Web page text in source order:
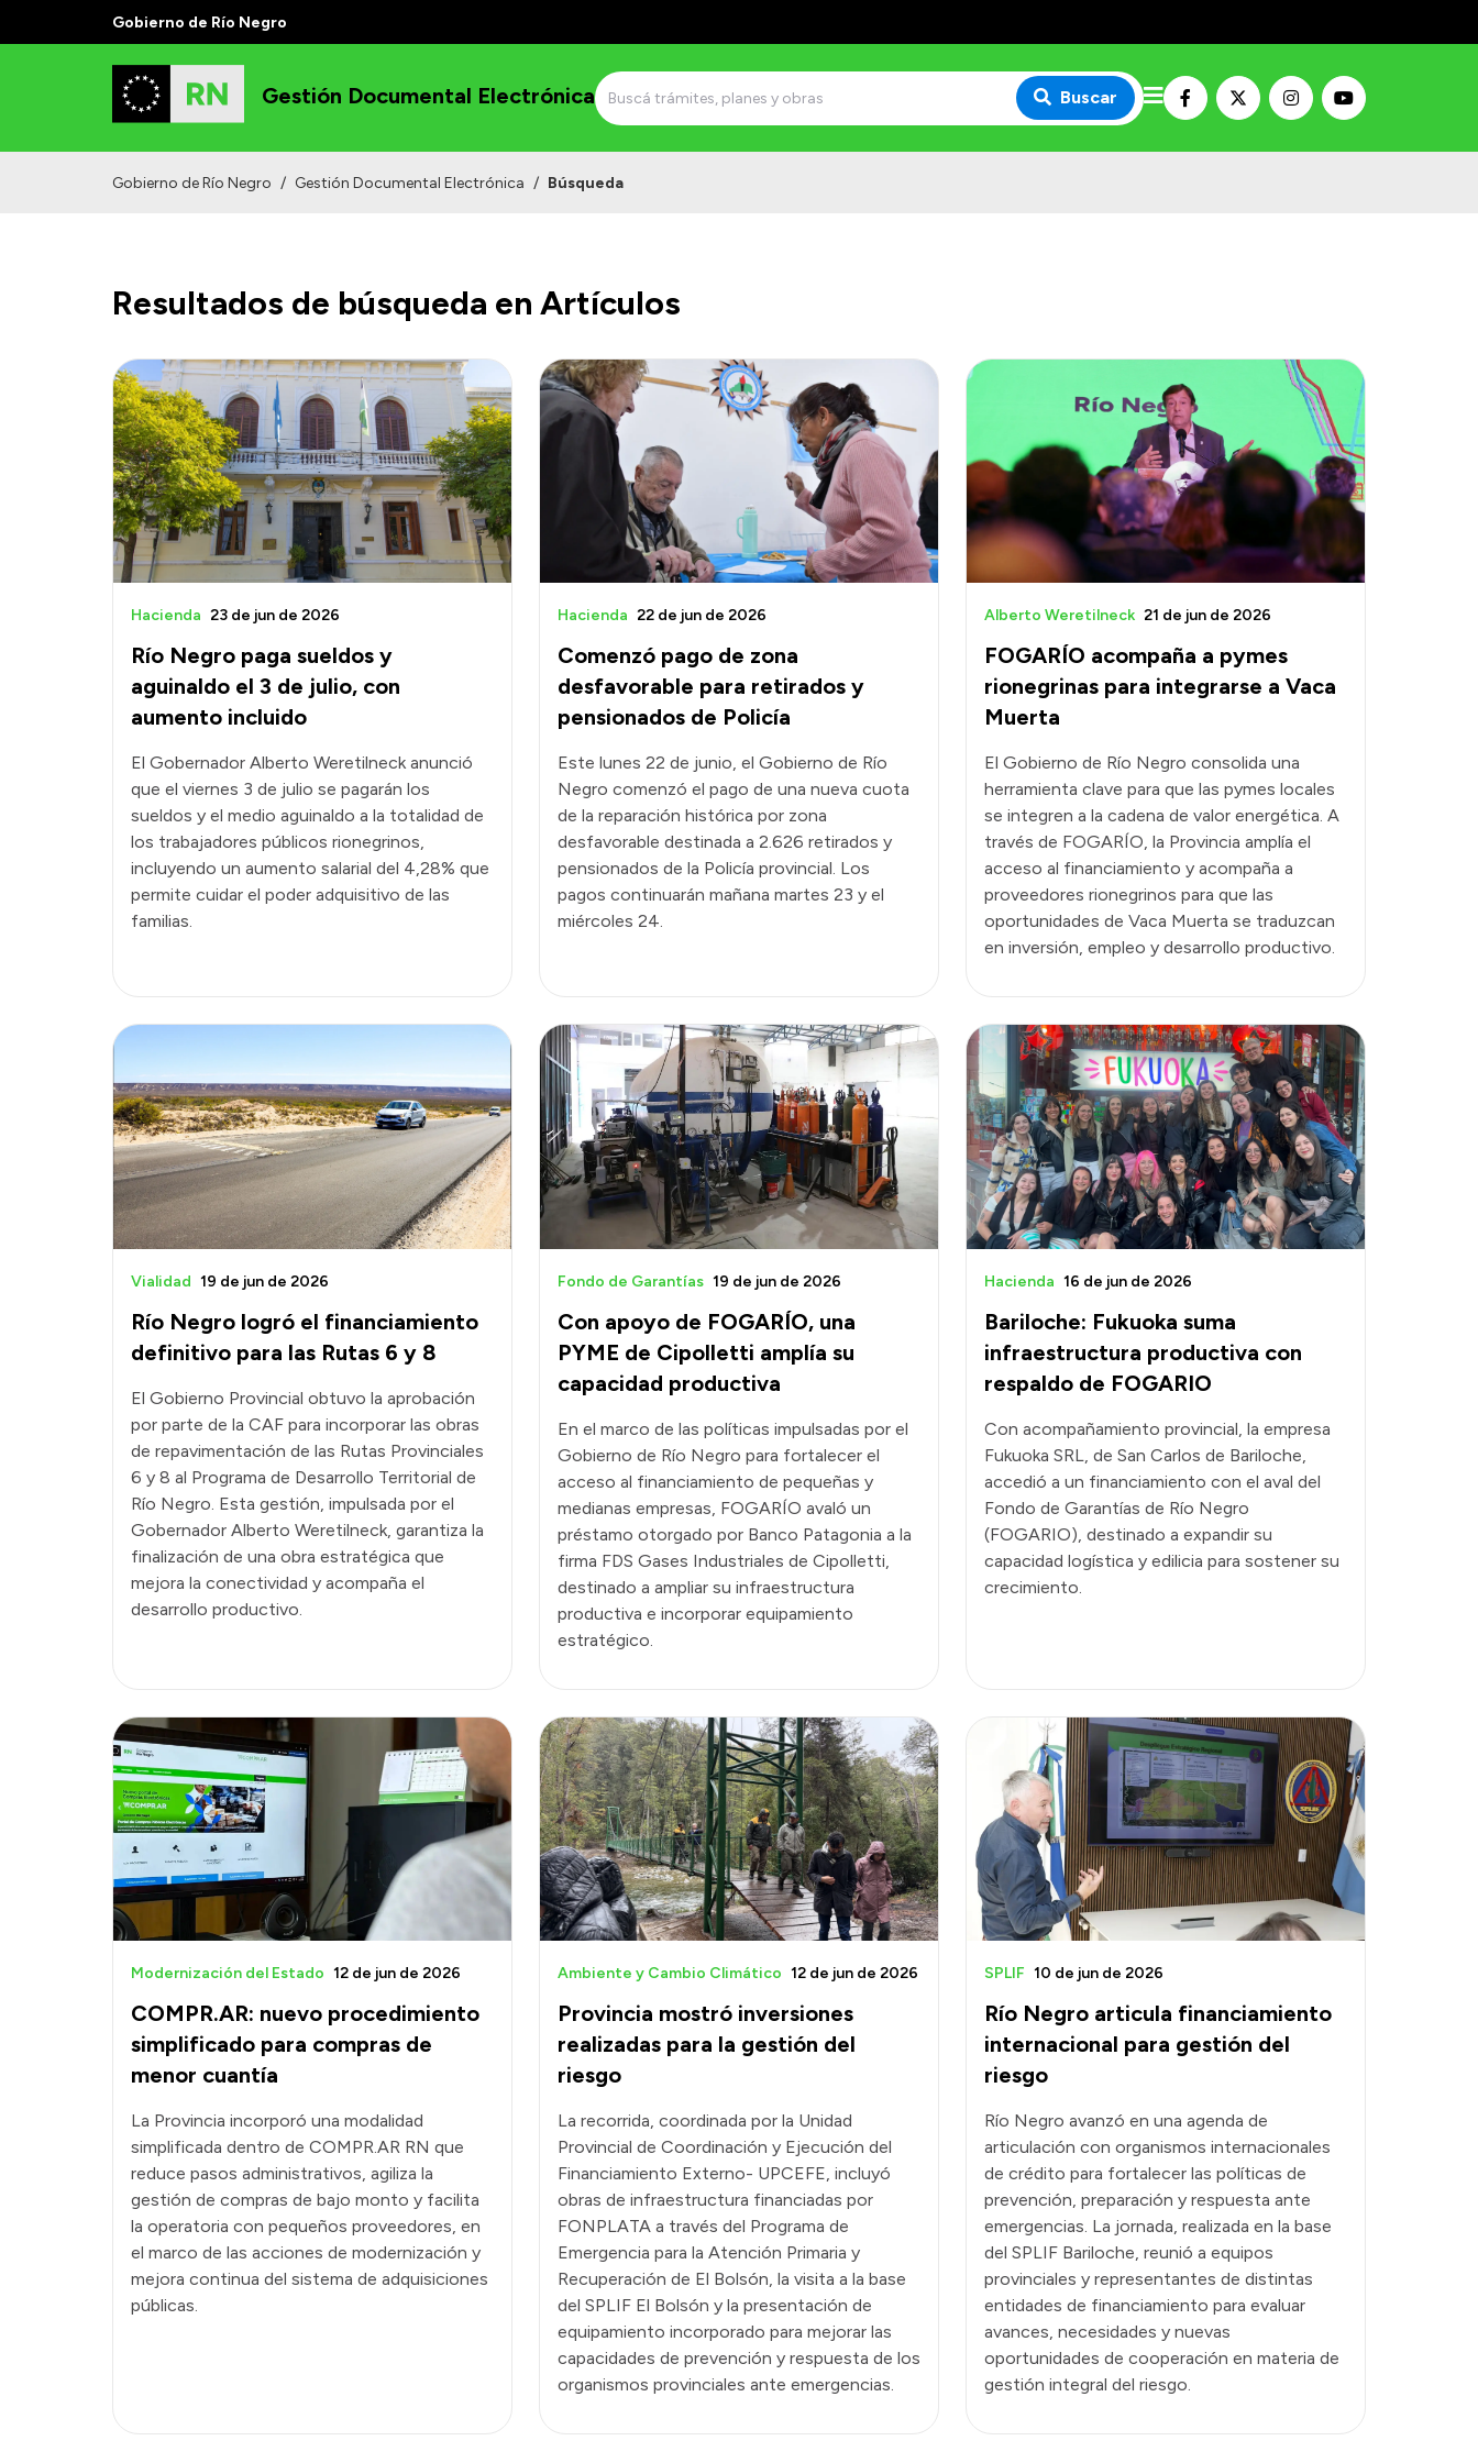
Gobierno de Río Negro
Gestión Documental Electrónica Buscar
Gobierno de Río Negro / Gestión Documental Electrónica / Búsqueda
Resultados de búsqueda en Artículos
Río Negro paga sueldos y
aguinaldo el 3 de julio, con
aumento incluido
Hacienda 23 de jun de 2026
El Gobernador Alberto Weretilneck anunció
que el viernes 3 de julio se pagarán los
sueldos y el medio aguinaldo a la totalidad de
los trabajadores públicos rionegrinos,
incluyendo un aumento salarial del 4,28% que
permite cuidar el poder adquisitivo de las
familias.
Comenzó pago de zona
desfavorable para retirados y
pensionados de Policía
Hacienda 22 de jun de 2026
Este lunes 22 de junio, el Gobierno de Río
Negro comenzó el pago de una nueva cuota
de la reparación histórica por zona
desfavorable destinada a 2.626 retirados y
pensionados de la Policía provincial. Los
pagos continuarán mañana martes 23 y el
miércoles 24.
FOGARÍO acompaña a pymes
rionegrinas para integrarse a Vaca
Muerta
Alberto Weretilneck 21 de jun de 2026
El Gobierno de Río Negro consolida una
herramienta clave para que las pymes locales
se integren a la cadena de valor energética. A
través de FOGARÍO, la Provincia amplía el
acceso al financiamiento y acompaña a
proveedores rionegrinos para que las
oportunidades de Vaca Muerta se traduzcan
en inversión, empleo y desarrollo productivo.
Río Negro logró el financiamiento
definitivo para las Rutas 6 y 8
Vialidad 19 de jun de 2026
El Gobierno Provincial obtuvo la aprobación
por parte de la CAF para incorporar las obras
de repavimentación de las Rutas Provinciales
6 y 8 al Programa de Desarrollo Territorial de
Río Negro. Esta gestión, impulsada por el
Gobernador Alberto Weretilneck, garantiza la
finalización de una obra estratégica que
mejora la conectividad y acompaña el
desarrollo productivo.
Con apoyo de FOGARÍO, una
PYME de Cipolletti amplía su
capacidad productiva
Fondo de Garantías 19 de jun de 2026
En el marco de las políticas impulsadas por el
Gobierno de Río Negro para fortalecer el
acceso al financiamiento de pequeñas y
medianas empresas, FOGARÍO avaló un
préstamo otorgado por Banco Patagonia a la
firma FDS Gases Industriales de Cipolletti,
destinado a ampliar su infraestructura
productiva e incorporar equipamiento
estratégico.
Bariloche: Fukuoka suma
infraestructura productiva con
respaldo de FOGARIO
Hacienda 16 de jun de 2026
Con acompañamiento provincial, la empresa
Fukuoka SRL, de San Carlos de Bariloche,
accedió a un financiamiento con el aval del
Fondo de Garantías de Río Negro
(FOGARIO), destinado a expandir su
capacidad logística y edilicia para sostener su
crecimiento.
COMPR.AR: nuevo procedimiento
simplificado para compras de
menor cuantía
Modernización del Estado 12 de jun de 2026
La Provincia incorporó una modalidad
simplificada dentro de COMPR.AR RN que
reduce pasos administrativos, agiliza la
gestión de compras de bajo monto y facilita
la operatoria con pequeños proveedores, en
el marco de las acciones de modernización y
mejora continua del sistema de adquisiciones
públicas.
Provincia mostró inversiones
realizadas para la gestión del
riesgo
Ambiente y Cambio Climático 12 de jun de 2026
La recorrida, coordinada por la Unidad
Provincial de Coordinación y Ejecución del
Financiamiento Externo- UPCEFE, incluyó
obras de infraestructura financiadas por
FONPLATA a través del Programa de
Emergencia para la Atención Primaria y
Recuperación de El Bolsón, la visita a la base
del SPLIF El Bolsón y la presentación de
equipamiento incorporado para mejorar las
capacidades de prevención y respuesta de los
organismos provinciales ante emergencias.
Río Negro articula financiamiento
internacional para gestión del
riesgo
SPLIF 10 de jun de 2026
Río Negro avanzó en una agenda de
articulación con organismos internacionales
de crédito para fortalecer las políticas de
prevención, preparación y respuesta ante
emergencias. La jornada, realizada en la base
del SPLIF Bariloche, reunió a equipos
provinciales y representantes de distintas
entidades de financiamiento para evaluar
avances, necesidades y nuevas
oportunidades de cooperación en materia de
gestión integral del riesgo.